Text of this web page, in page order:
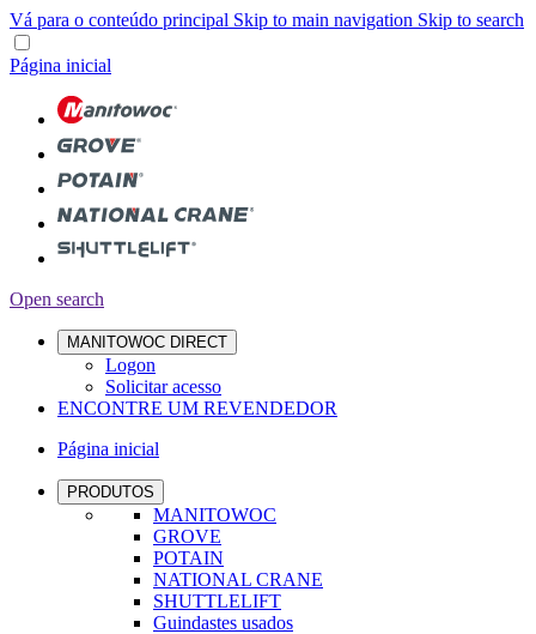
Vá para o conteúdo principal Skip to main navigation Skip to search
Página inicial
Open search
MANITOWOC DIRECT
Logon
Solicitar acesso
ENCONTRE UM REVENDEDOR
Página inicial
PRODUTOS
MANITOWOC
GROVE
POTAIN
NATIONAL CRANE
SHUTTLELIFT
Guindastes usados